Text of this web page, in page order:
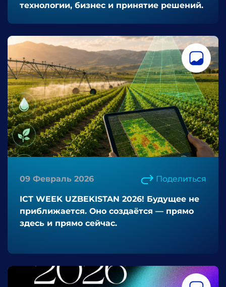
технологии, бизнес и принятие решений.
09 Февраль 2026 Поделиться
ICT WEEK UZBEKISTAN 2026! Будущее не
приближается. Оно создаётся — прямо
здесь и прямо сейчас.